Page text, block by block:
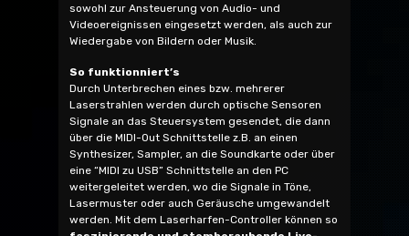
sowohl zur Ansteuerung von Audio- und
Videoereignissen eingesetzt werden, als auch zur
Wiedergabe von Bildern oder Musik.
So funktionniert’s
Durch Unterbrechen eines bzw. mehrerer
Laserstrahlen werden durch optische Sensoren
Signale an das Steuersystem gesendet, die dann
über die MIDI-Out Schnittstelle z.B. an einen
Synthesizer, Sampler, an die Soundkarte oder über
eine “MIDI zu USB” Schnittstelle an den PC
weitergeleitet werden, wo die Signale in Töne,
Lasermuster oder auch Geräusche umgewandelt
werden. Mit dem Laserharfen-Controller können so